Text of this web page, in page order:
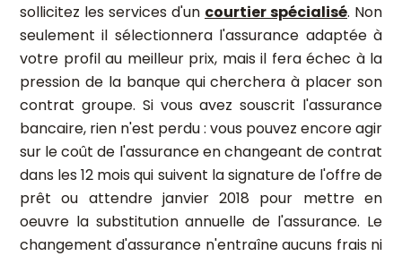
sollicitez les services d'un courtier spécialisé. Non
seulement il sélectionnera l'assurance adaptée à
votre profil au meilleur prix, mais il fera échec à la
pression de la banque qui cherchera à placer son
contrat groupe. Si vous avez souscrit l'assurance
bancaire, rien n'est perdu : vous pouvez encore agir
sur le coût de l'assurance en changeant de contrat
dans les 12 mois qui suivent la signature de l'offre de
prêt ou attendre janvier 2018 pour mettre en
oeuvre la substitution annuelle de l'assurance. Le
changement d'assurance n'entraîne aucuns frais ni